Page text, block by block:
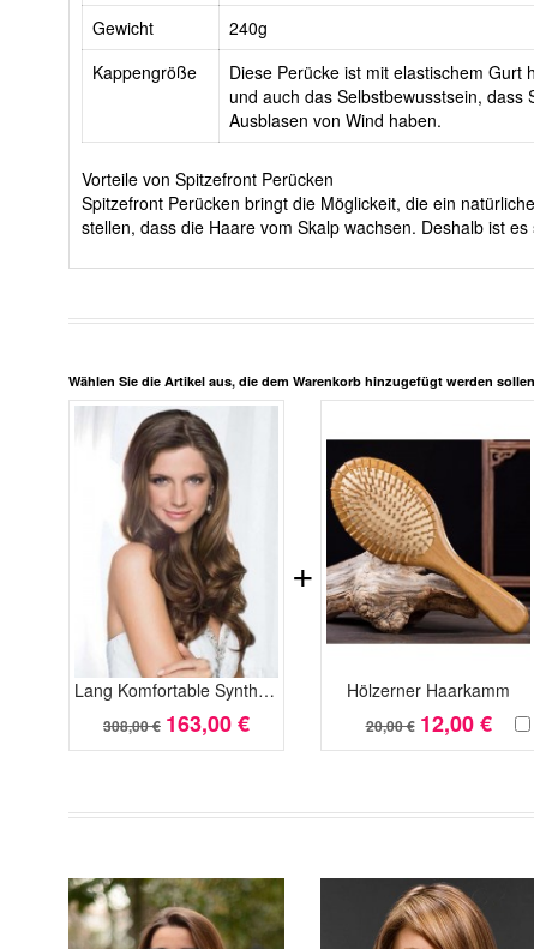
Gewicht
240g
Kappengröße
Diese Perücke ist mit elastischem Gurt
und auch das Selbstbewusstsein, dass
Ausblasen von Wind haben.
Vorteile von Spitzefront Perücken
Spitzefront Perücken bringt die Möglickeit, die ein
stellen, dass die Haare vom Skalp wachsen. Deshalb ist
Wählen Sie die Artikel aus, die dem Warenkorb hinzugefügt werden
Lang Komfortable Synthetisch Spitzefront Wellig Perücke
308,00 € 163,00 €
Hölzerner Haarkamm
20,00 € 12,00 €
+